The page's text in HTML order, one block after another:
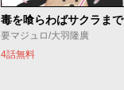
毒を喰らわばサクラまで
要マジュロ/大羽隆廣
4話無料